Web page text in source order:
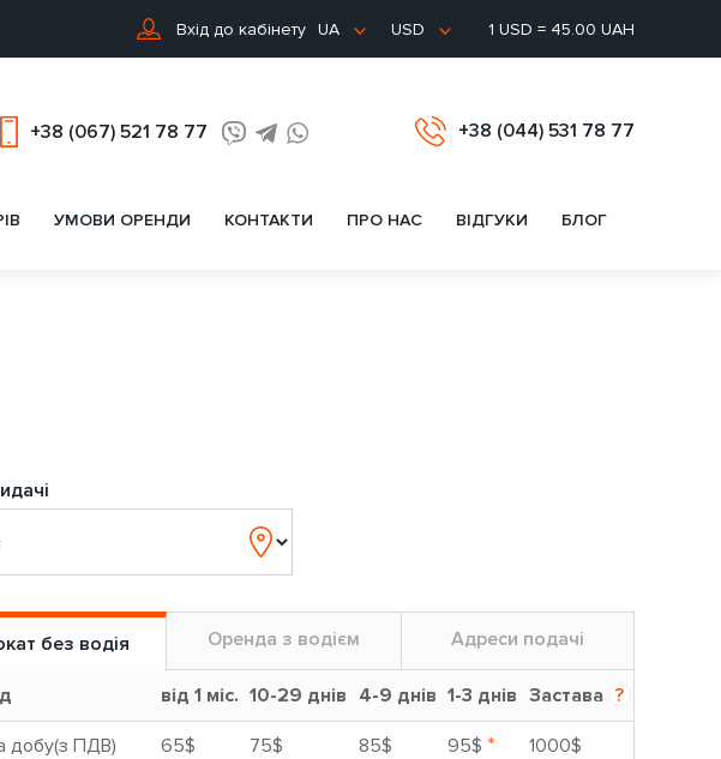
Вхід до кабінету UA USD 1 USD = 45.00 UAH
+38 (067) 521 78 77 +38 (044) 531 78 77
УМОВИ ОРЕНДИ КОНТАКТИ ПРО НАС ВІДГУКИ БЛОГ
без водія Оренда з водієм Адреси подачі
від 1 міс. 10-29 днів 4-9 днів 1-3 днів Застава ?
добу(з ПДВ) 65$ 75$ 85$ 95$ *
1000$